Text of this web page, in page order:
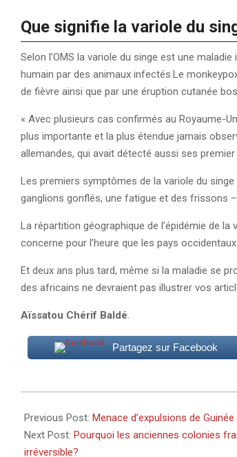
Que signifie la variole du
Selon l’OMS la variole du singe est une
humain par des animaux infectés.Le
de fièvre ainsi que par une éruption cutanée
« Avec plusieurs cas confirmés au Royaume-
plus importante et la plus étendue jamais
allemandes, qui avait détecté aussi ses
Les premiers symptômes de la variole du
ganglions gonflés, une fatigue et des frissons
La répartition géographique de l’épidémie de
concerne pour l’heure que les pays occidentaux.
Et deux ans plus tard, même si la maladie se
des africains ne devraient pas illustrer vos
Aïssatou Chérif Baldé.
Partagez sur Facebook
08-
17
Previous Post: Menace d’expulsions de
Next Post: Pourquoi les anciennes colonies
irréversible?